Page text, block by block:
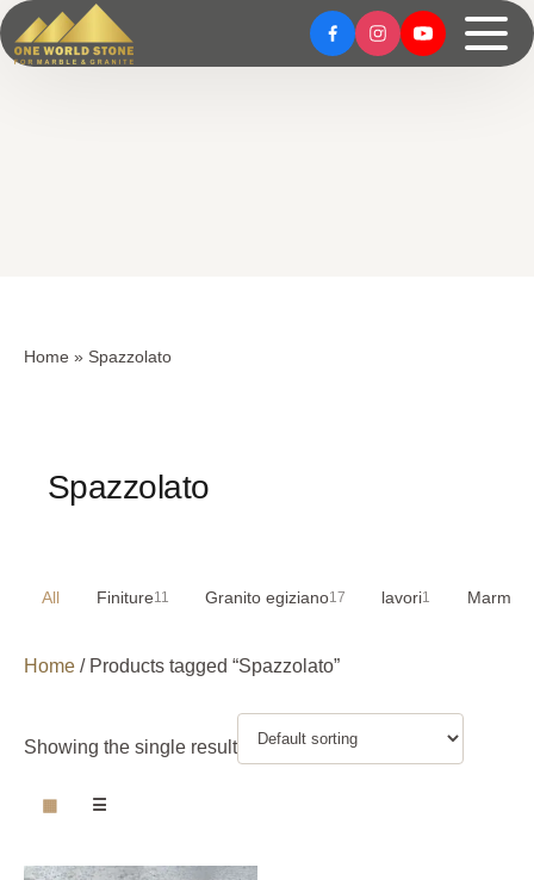
Home » Spazzolato
Spazzolato
All Finiture11 Granito egiziano17 lavori1 Marmo
Home / Products tagged “Spazzolato”
Showing the single result
▦ ☰